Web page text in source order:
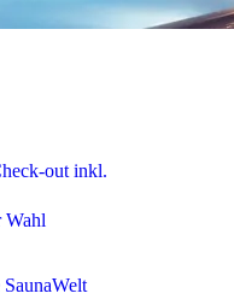
out inkl.
Wahl